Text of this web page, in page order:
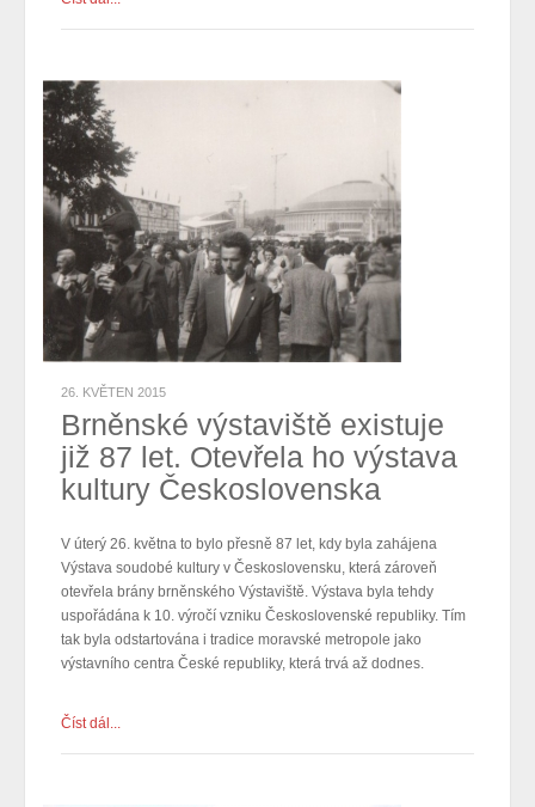
26. KVĚTEN 2015
Brněnské výstaviště existuje
již 87 let. Otevřela ho výstava
kultury Československa
V úterý 26. května to bylo přesně 87 let, kdy byla zahájena
Výstava soudobé kultury v Československu, která zároveň
otevřela brány brněnského Výstaviště. Výstava byla tehdy
uspořádána k 10. výročí vzniku Československé republiky. Tím
tak byla odstartována i tradice moravské metropole jako
výstavního centra České republiky, která trvá až dodnes.
Číst dál...